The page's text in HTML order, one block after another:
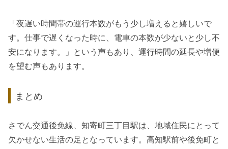
「夜遅い時間帯の運行本数がもう少し増えると嬉しいで
す。仕事で遅くなった時に、電車の本数が少ないと少し不
安になります。」という声もあり、運行時間の延長や増便
を望む声もあります。
まとめ
さでん交通後免線、知寄町三丁目駅は、地域住民にとって
欠かせない生活の足となっています。高知駅前や後免町と